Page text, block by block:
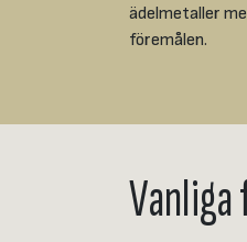
ädelmetaller
föremålen.